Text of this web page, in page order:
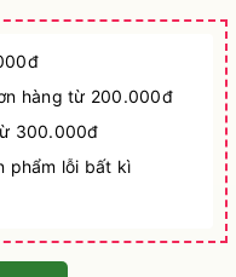
hàng từ 200.000đ
300.000đ
phẩm lỗi bất kì